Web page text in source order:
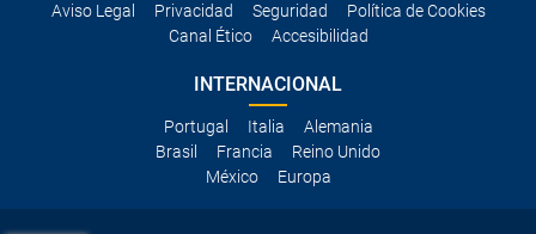
Aviso Legal Privacidad Seguridad
Política de Cookies
Canal Ético
Accesibilidad
INTERNACIONAL
Portugal Italia
Alemania
Brasil
Francia
Reino Unido
México
Europa